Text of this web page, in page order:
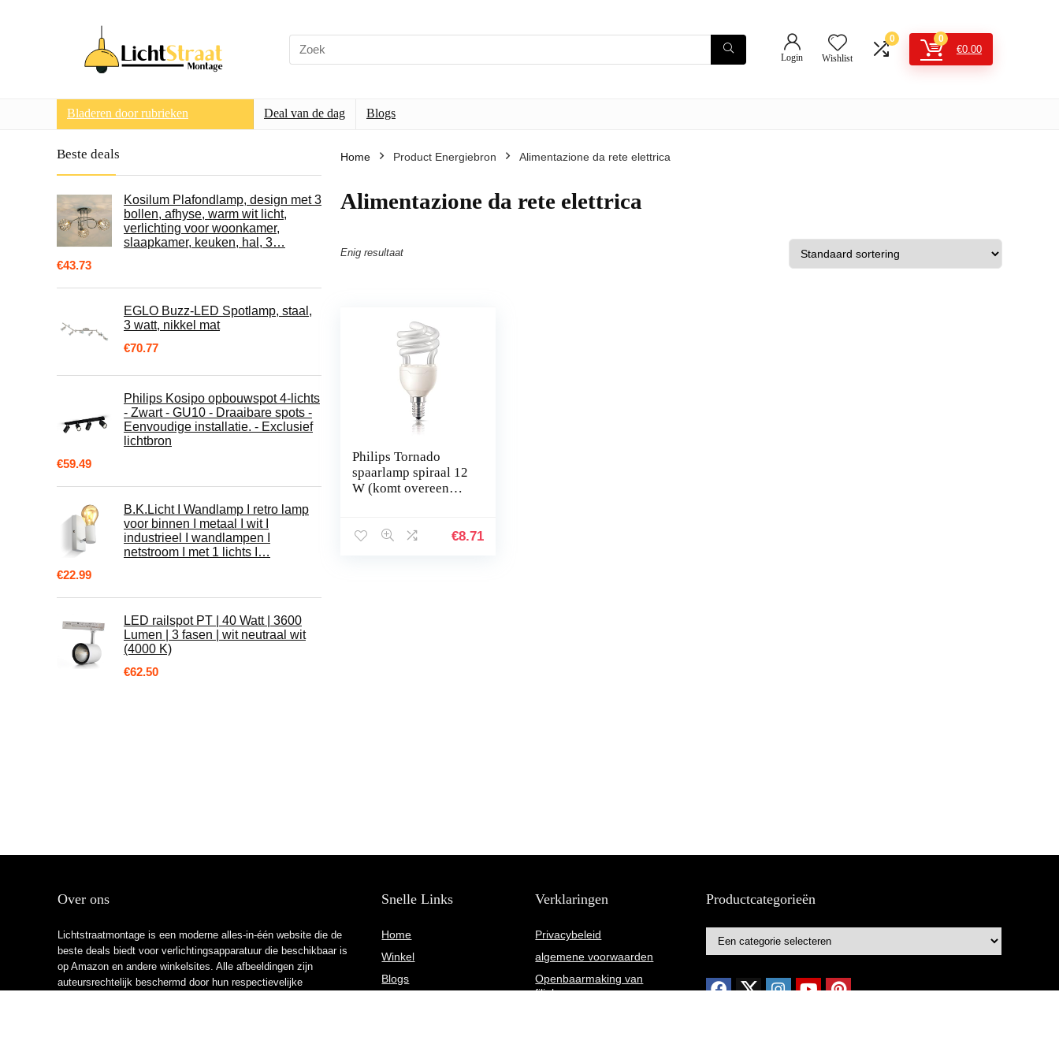
Search
for:
Login Wishlist
0 0
€0.00
Bladeren door rubrieken Deal van de dag Blogs
Beste deals
Kosilum Plafondlamp, design met 3
bollen, afhyse, warm wit licht,
verlichting voor woonkamer,
slaapkamer, keuken, hal, 3…
€43.73
EGLO Buzz-LED Spotlamp, staal,
3 watt, nikkel mat
€70.77
Philips Kosipo opbouwspot 4-lichts
- Zwart - GU10 - Draaibare spots -
Eenvoudige installatie. - Exclusief
lichtbron
€59.49
B.K.Licht I Wandlamp I retro lamp
voor binnen I metaal I wit I
industrieel I wandlampen I
netstroom I met 1 lichts I…
€22.99
LED railspot PT | 40 Watt | 3600
Lumen | 3 fasen | wit neutraal wit
(4000 K)
€62.50
Home Product Energiebron Alimentazione da rete elettrica
Alimentazione da rete elettrica
Enig resultaat
Philips Tornado
spaarlamp spiraal 12
W (komt overeen
€8.71
Over ons
Lichtstraatmontage is een moderne alles-in-één website die de
beste deals biedt voor verlichtingsapparatuur die beschikbaar is
op Amazon en andere winkelsites. Alle afbeeldingen zijn
auteursrechtelijk beschermd door hun respectievelijke
Snelle Links
Home
Winkel
Blogs
Verklaringen
Privacybeleid
algemene voorwaarden
Openbaarmaking van
filialen
Productcategorieën